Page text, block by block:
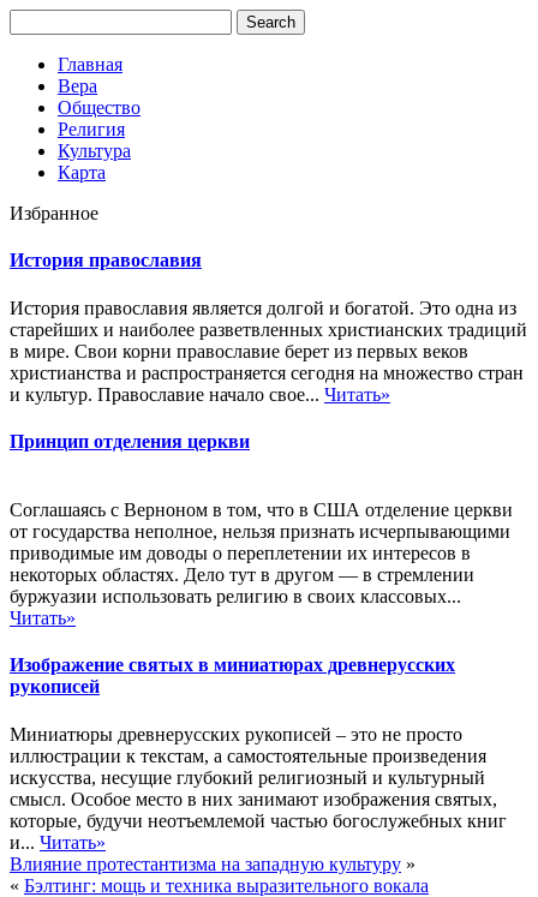
Главная
Вера
Общество
Религия
Культура
Карта
Избранное
История православия
История православия является долгой и богатой. Это одна из
старейших и наиболее разветвленных христианских традиций
в мире. Свои корни православие берет из первых веков
христианства и распространяется сегодня на множество стран
и культур. Православие начало свое... Читать»
Принцип отделения церкви
Соглашаясь с Верноном в том, что в США отделение церкви
от государства неполное, нельзя признать исчерпывающими
приводимые им доводы о переплетении их интересов в
некоторых областях. Дело тут в другом — в стремлении
буржуазии использовать религию в своих классовых...
Читать»
Изображение святых в миниатюрах древнерусских
рукописей
Миниатюры древнерусских рукописей – это не просто
иллюстрации к текстам, а самостоятельные произведения
искусства, несущие глубокий религиозный и культурный
смысл. Особое место в них занимают изображения святых,
которые, будучи неотъемлемой частью богослужебных книг
и... Читать»
Влияние протестантизма на западную культуру »
« Бэлтинг: мощь и техника выразительного вокала